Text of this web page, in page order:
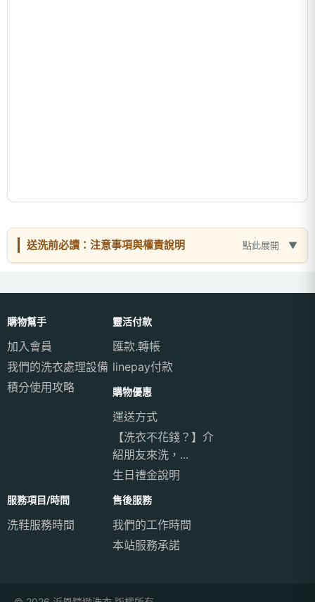
送洗前必讀：注意事項與權責說明 點此展開
購物幫手
加入會員
我們的洗衣處理設備
積分使用攻略
靈活付款
匯款.轉帳
linepay付款
購物優惠
運送方式
【洗衣不花錢？】介
紹朋友來洗，...
生日禮金說明
服務項目/時間
洗鞋服務時間
售後服務
我們的工作時間
本站服務承諾